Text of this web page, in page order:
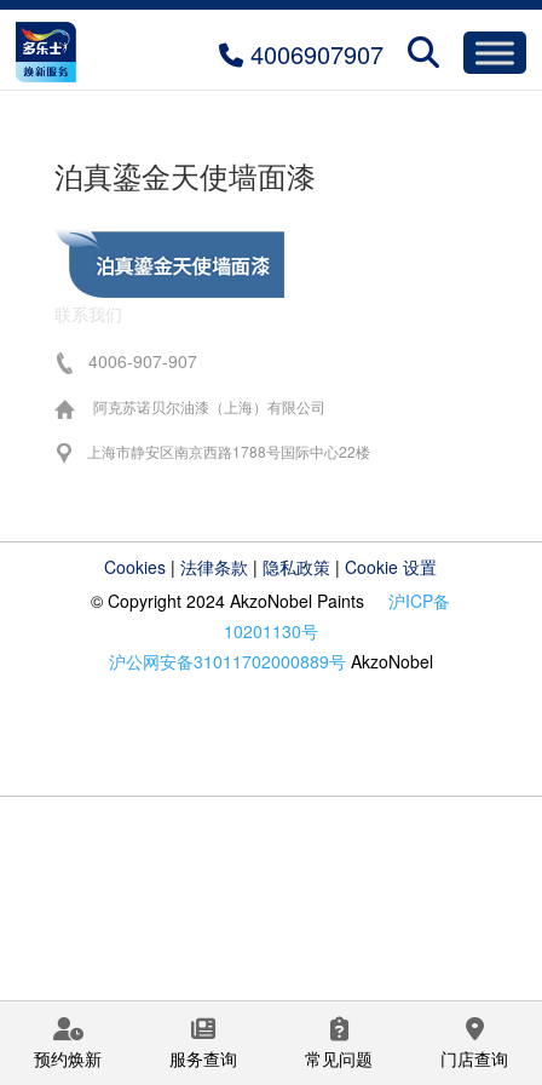
4006907907
泊真鎏金天使墙面漆
联系我们
4006-907-907
阿克苏诺贝尔油漆（上海）有限公司
上海市静安区南京西路1788号国际中心22楼
Cookies |法律条款 |隐私政策 |Cookie 设置
© Copyright 2024 AkzoNobel Paints沪ICP备
10201130号
沪公网安备31011702000889号 AkzoNobel
预约焕新 服务查询 常见问题 门店查询